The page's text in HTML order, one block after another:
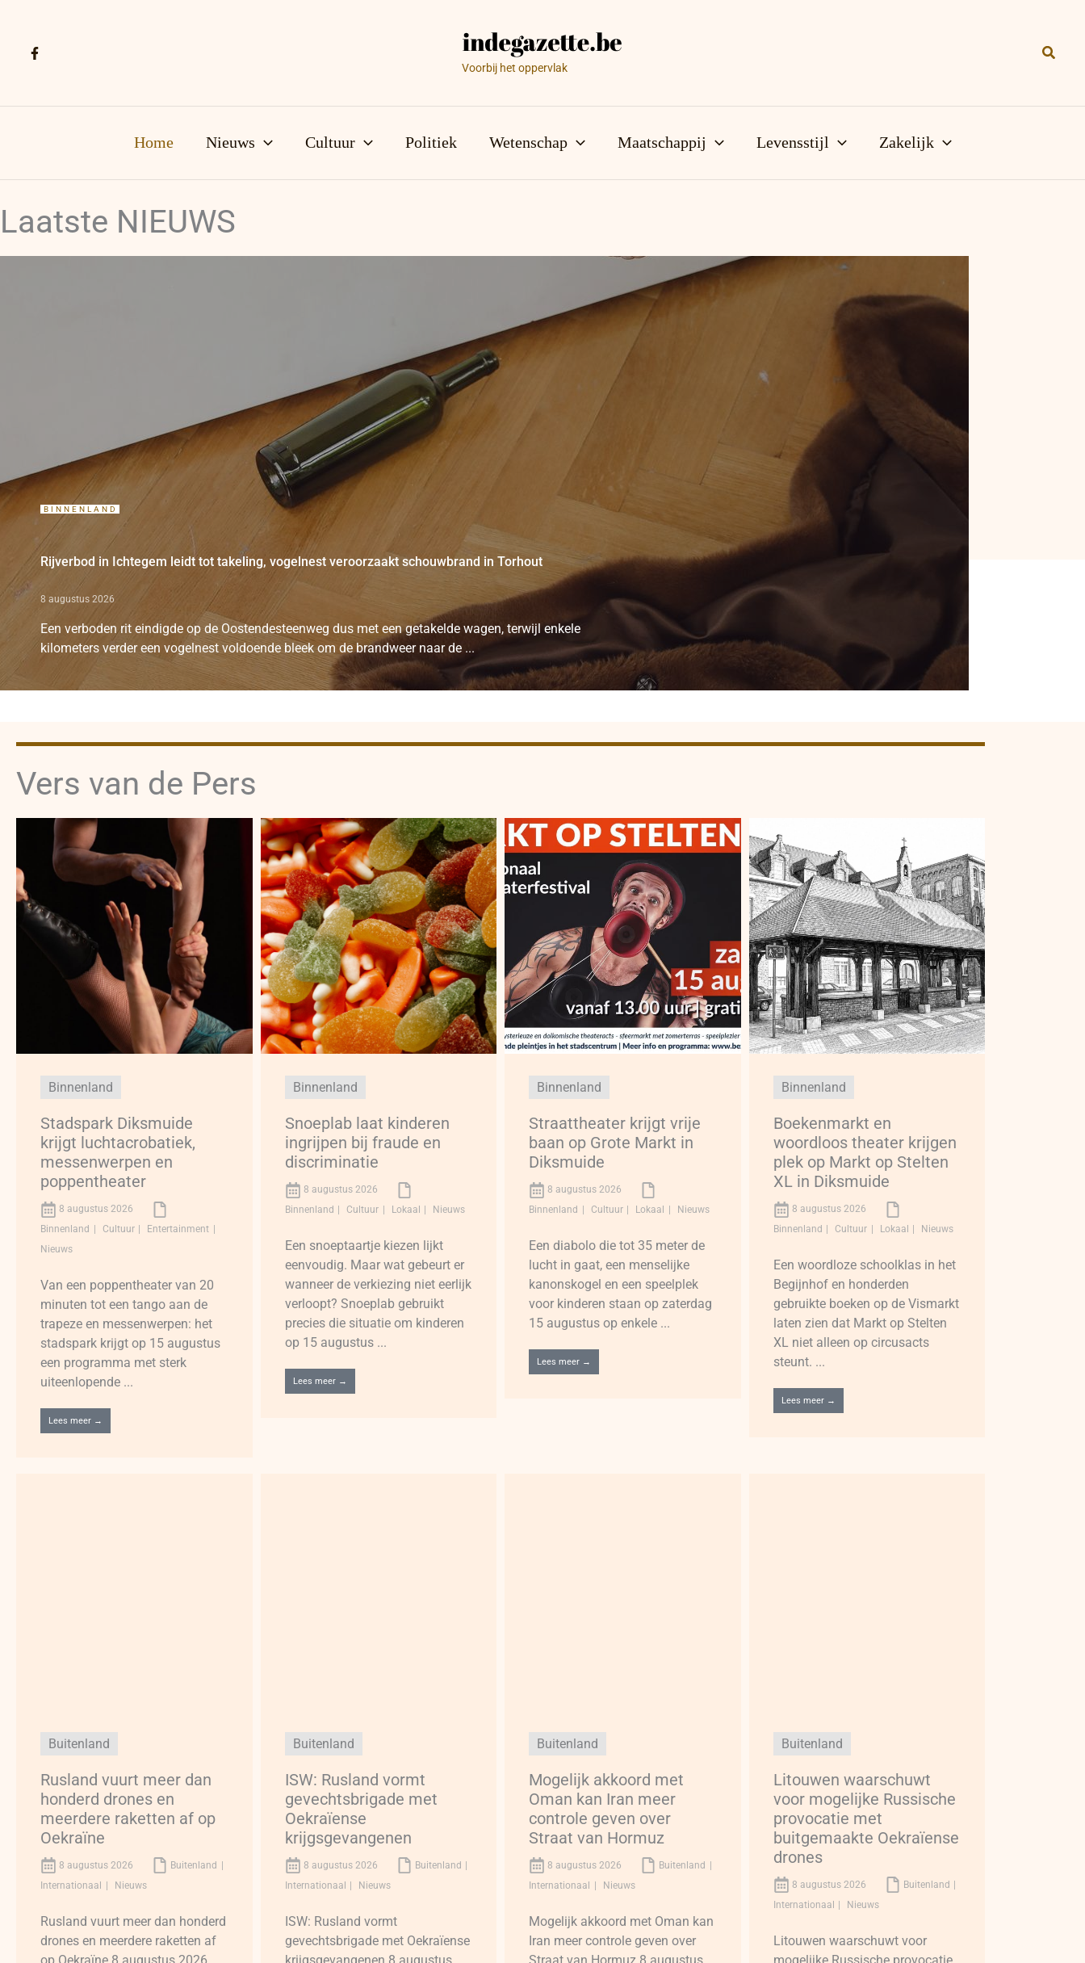
Voorbij het oppervlak
Home Nieuws Cultuur Politiek Wetenschap Maatschappij Levensstijl Zakelijk
Laatste NIEUWS
BINNENLAND
Rijverbod in Ichtegem leidt tot takeling, vogelnest veroorzaakt schouwbrand in Torhout
8 augustus 2026
Een verboden rit eindigde op de Oostendesteenweg dus met een getakelde wagen, terwijl enkele
kilometers verder een vogelnest voldoende bleek om de brandweer naar de ...
Vers van de Pers
Binnenland
Stadspark Diksmuide
krijgt luchtacrobatiek,
messenwerpen en
poppentheater
8 augustus 2026
Binnenland
Cultuur
Entertainment
Nieuws
Van een poppentheater van 20
minuten tot een tango aan de
trapeze en messenwerpen: het
stadspark krijgt op 15 augustus
een programma met sterk
uiteenlopende ...
Lees meer →
Binnenland
Snoeplab laat kinderen
ingrijpen bij fraude en
discriminatie
8 augustus 2026
Binnenland
Cultuur Lokaal Nieuws
Een snoeptaartje kiezen lijkt
eenvoudig. Maar wat gebeurt er
wanneer de verkiezing niet eerlijk
verloopt? Snoeplab gebruikt
precies die situatie om kinderen
op 15 augustus ...
Lees meer →
Binnenland
Straattheater krijgt vrije
baan op Grote Markt in
Diksmuide
8 augustus 2026
Binnenland
Cultuur Lokaal Nieuws
Een diabolo die tot 35 meter de
lucht in gaat, een menselijke
kanonskogel en een speelplek
voor kinderen staan op zaterdag
15 augustus op enkele ...
Lees meer →
Binnenland
Boekenmarkt en
woordloos theater krijgen
plek op Markt op Stelten
XL in Diksmuide
8 augustus 2026
Binnenland
Cultuur Lokaal Nieuws
Een woordloze schoolklas in het
Begijnhof en honderden
gebruikte boeken op de Vismarkt
laten zien dat Markt op Stelten
XL niet alleen op circusacts
steunt. ...
Lees meer →
Buitenland
Rusland vuurt meer dan
honderd drones en
meerdere raketten af op
Oekraïne
8 augustus 2026
Buitenland
Internationaal
Nieuws
Rusland vuurt meer dan honderd
drones en meerdere raketten af
op Oekraïne 8 augustus 2026
Buitenland
ISW: Rusland vormt
gevechtsbrigade met
Oekraïense
krijgsgevangenen
8 augustus 2026
Buitenland
Internationaal
Nieuws
ISW: Rusland vormt
gevechtsbrigade met Oekraïense
krijgsgevangenen 8 augustus
Buitenland
Mogelijk akkoord met
Oman kan Iran meer
controle geven over
Straat van Hormuz
8 augustus 2026
Buitenland
Internationaal
Nieuws
Mogelijk akkoord met Oman kan
Iran meer controle geven over
Straat van Hormuz 8 augustus
Buitenland
Litouwen waarschuwt
voor mogelijke Russische
provocatie met
buitgemaakte Oekraïense
drones
8 augustus 2026
Buitenland
Internationaal
Nieuws
Litouwen waarschuwt voor
mogelijke Russische provocatie